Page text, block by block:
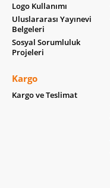
Logo Kullanımı
Uluslararası Yayınevi
Belgeleri
Sosyal Sorumluluk
Projeleri
Kargo
Kargo ve Teslimat